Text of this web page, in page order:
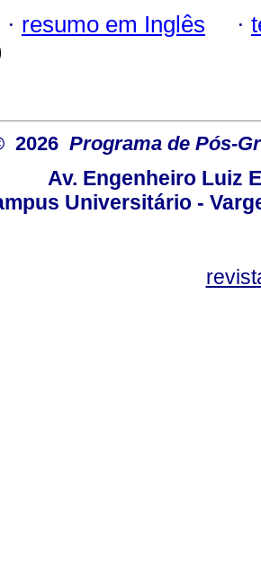
· resumo em Inglês ·
2026 Programa de Pós-
Av. Engenheiro Luiz
Universitário -